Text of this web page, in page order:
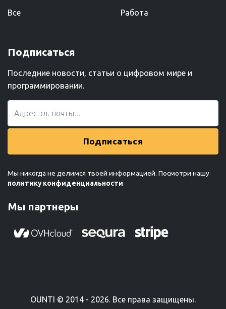
Все
Работа
Подписаться
Последние новости, статьи о цифровом мире и
программировании.
Подписаться
Мы никогда не делимся твоей информацией. Посмотри нашу
политику конфиденциальности
Мы партнеры
OUNTI © 2014 - 2026. Все права защищены.